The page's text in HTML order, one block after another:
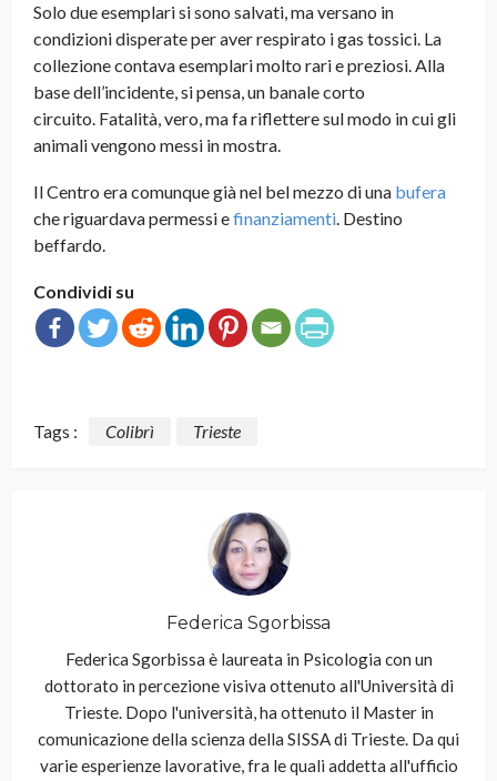
Solo due esemplari si sono salvati, ma versano in
condizioni disperate per aver respirato i gas tossici. La
collezione contava esemplari molto rari e preziosi. Alla
base dell’incidente, si pensa, un banale corto
circuito. Fatalità, vero, ma fa riflettere sul modo in cui gli
animali vengono messi in mostra.
Il Centro era comunque già nel bel mezzo di una bufera
che riguardava permessi efinanziamenti. Destino
beffardo.
Condividi su
Tags : Colibrì Trieste
Federica Sgorbissa
Federica Sgorbissa è laureata in Psicologia con un
dottorato in percezione visiva ottenuto all'Università di
Trieste. Dopo l'università, ha ottenuto il Master in
comunicazione della scienza della SISSA di Trieste. Da qui
varie esperienze lavorative, fra le quali addetta all'ufficio